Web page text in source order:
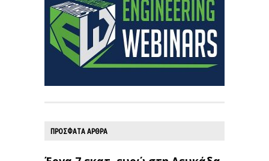
ΠΡΟΣΦΑΤΑ ΑΡΘΡΑ